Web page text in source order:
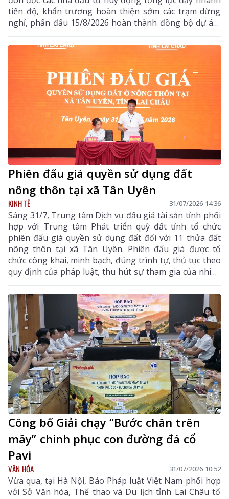
tiến độ, khẩn trương hoàn thiện sớm các trạm dừng
nghỉ, phấn đấu 15/8/2026 hoàn thành đồng bộ dự án,
triển khai thu phí các tuyến cao tốc
Phiên đấu giá quyền sử dụng đất
nông thôn tại xã Tân Uyên
KINH TẾ 31/07/2026 14:36
Sáng 31/7, Trung tâm Dịch vụ đấu giá tài sản tỉnh phối
hợp với Trung tâm Phát triển quỹ đất tỉnh tổ chức
phiên đấu giá quyền sử dụng đất đối với 11 thửa đất
nông thôn tại xã Tân Uyên. Phiên đấu giá được tổ
chức công khai, minh bạch, đúng trình tự, thủ tục theo
quy định của pháp luật, thu hút sự tham gia của nhiều
khách hàng có nhu cầu sử dụng đất và đầu tư.
Công bố Giải chạy “Bước chân trên
mây” chinh phục con đường đá cổ
Pavi
VĂN HÓA 31/07/2026 10:52
Vừa qua, tại Hà Nội, Báo Pháp luật Việt Nam phối hợp
với Sở Văn hóa, Thể thao và Du lịch tỉnh Lai Châu tổ